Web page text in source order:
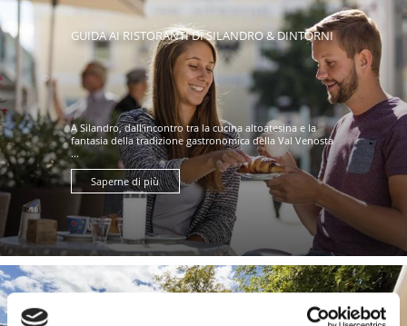
GUIDA AI RISTORANTI DI SILANDRO & DINTORNI
A Silandro, dall’incontro tra la cucina altoatesina e la
fantasia della tradizione gastronomica della Val Venosta
...
Saperne di più